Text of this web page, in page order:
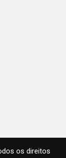
os direitos